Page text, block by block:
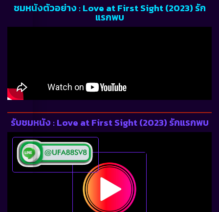
ชมหนังตัวอย่าง : Love at First Sight (2023) รัก
แรกพบ
รับชมหนัง : Love at First Sight (2023) รักแรกพบ